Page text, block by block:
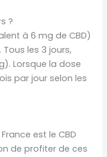
?
à 6 mg de CBD)
les 3 jours,
Lorsque la dose
par jour selon les
est le CBD
de profiter de ces